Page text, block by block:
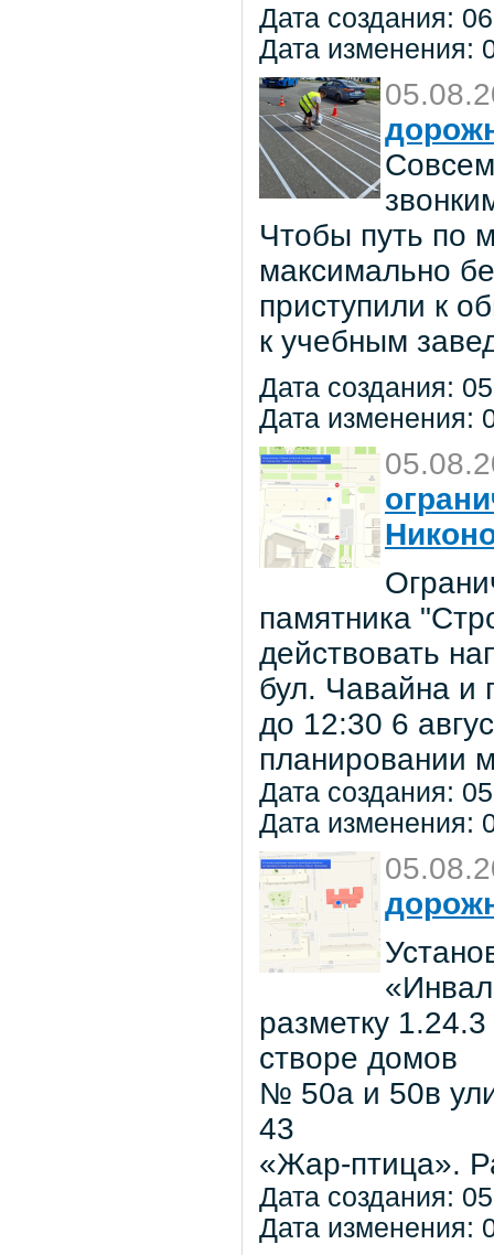
Дата создания:
Дата изменения:
Чтобы путь по
максимально
приступили к
к учебным
Дата создания:
Дата изменения:
памятника
действовать
бул. Чавайна и
до 12:30 6
планировании
Дата создания:
Дата изменения:
разметку
створе домов
№ 50а и 50в
43
«Жар-птица».
Дата создания:
Дата изменения: